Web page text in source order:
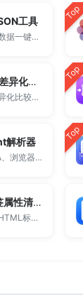
工具
支持将表格数据一键转换为JSON格式，适用于前端开发、接口调试和数据处理。
Top
文本/代码差异化对比工具
代码文本差异化比较，高亮显示差异部分。
Top
解析器
快速检测UA、浏览器和设备信息
Top
HTML标签属性清理
一款专业的HTML标签属性清理工具。